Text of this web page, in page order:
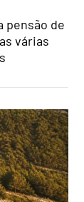
pensão de
várias